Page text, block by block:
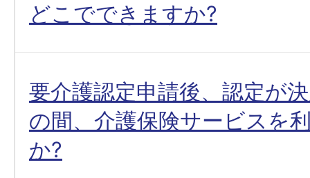
どこでできますか?
要介護認定申請後、認定が
の間、介護保険サービスを
か?